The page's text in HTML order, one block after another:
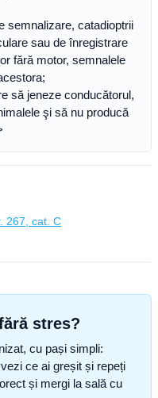
semnalizare, catadioptrii
sau de înregistrare
fără motor, semnalele
să jeneze conducătorul,
şi să nu producă
267, cat. C
stres?
cu pași simpli:
ce ai greșit și repeți
și mergi la sală cu